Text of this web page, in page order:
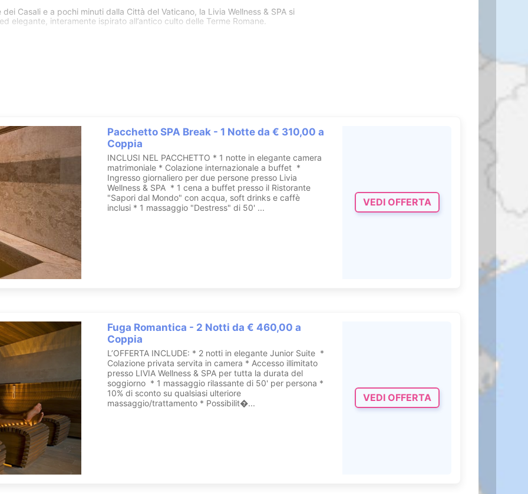
Casali e a pochi minuti dalla Città del Vaticano, la Livia Wellness & SPA si
interamente ispirato all’antico culto delle Terme Romane.
en-forme.
rigenera il corpo, sono disponibili
CONTATTA A.Roma Lifestyle Hotel
Pacchetto SPA Break - 1 Notte da € 310,00 a
Coppia
INCLUSI NEL PACCHETTO * 1 notte in elegante camera
matrimoniale * Colazione internazionale a buffet *
Ingresso giornaliero per due persone presso Livia
Wellness & SPA * 1 cena a buffet presso il Ristorante
"Sapori dal Mondo" con acqua, soft drinks e caffè
inclusi * 1 massaggio "Destress" di 50' ...
VEDI OFFERTA
Fuga Romantica - 2 Notti da € 460,00 a
Coppia
L’OFFERTA INCLUDE: * 2 notti in elegante Junior Suite *
Colazione privata servita in camera * Accesso illimitato
presso LIVIA Wellness & SPA per tutta la durata del
soggiorno * 1 massaggio rilassante di 50' per persona *
10% di sconto su qualsiasi ulteriore
massaggio/trattamento * Possibilit�...
VEDI OFFERTA